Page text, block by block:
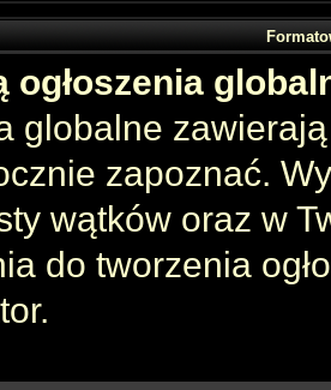
ogłoszenia
globalne
zapoznać.
wątków oraz w
do tworzenia